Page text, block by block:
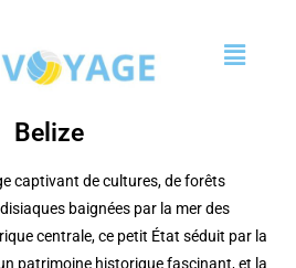
Belize
captivant de cultures, de forêts
baignées par la mer des
centrale, ce petit État séduit par la
patrimoine historique fascinant, et la